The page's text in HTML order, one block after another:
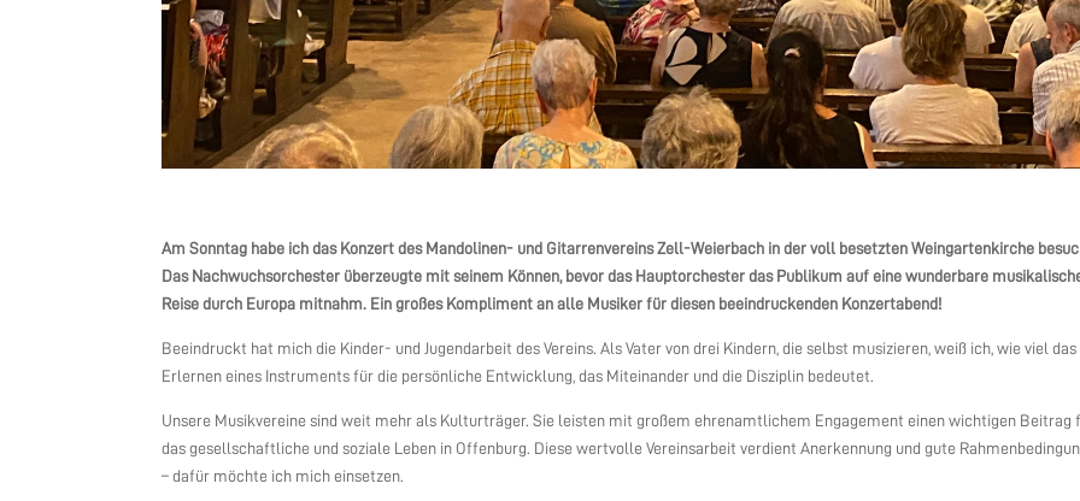
Am Sonntag habe ich das Konzert des Mandolinen- und Gitarrenvereins Zell-Weierbach in der voll besetzten Weingartenkirche
Das Nachwuchsorchester überzeugte mit seinem Können, bevor das Hauptorchester das Publikum auf eine wunderbare
Reise durch Europa mitnahm. Ein großes Kompliment an alle Musiker für diesen beeindruckenden Konzertabend!
Beeindruckt hat mich die Kinder- und Jugendarbeit des Vereins. Als Vater von drei Kindern, die selbst musizieren, weiß ich, wie viel das
Erlernen eines Instruments für die persönliche Entwicklung, das Miteinander und die Disziplin bedeutet.
Unsere Musikvereine sind weit mehr als Kulturträger. Sie leisten mit großem ehrenamtlichem Engagement einen wichtigen Beitrag
das gesellschaftliche und soziale Leben in Offenburg. Diese wertvolle Vereinsarbeit verdient Anerkennung und gute
– dafür möchte ich mich einsetzen.